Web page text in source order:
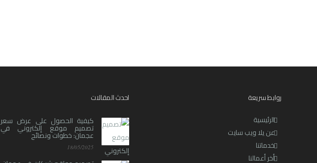
روابط سريعة
الرئيسية
عن يلا ويب سايت
خدماتنا
أخر أعمالنا
احدث المقالات
كيفية الحصول على عرض سعر
تصميم موقع إلكتروني في
عجمان: خطوات ونصائح
18/05/2025